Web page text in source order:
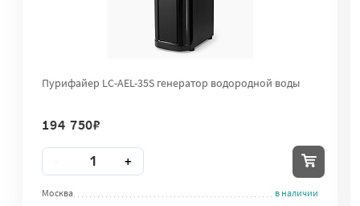
Пурифайер LC-AEL-35S генератор водородной воды
194 750₽
Количество +
Москва в наличии